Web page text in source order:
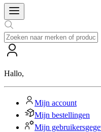
Hallo,
Mijn account
Mijn bestellingen
Mijn